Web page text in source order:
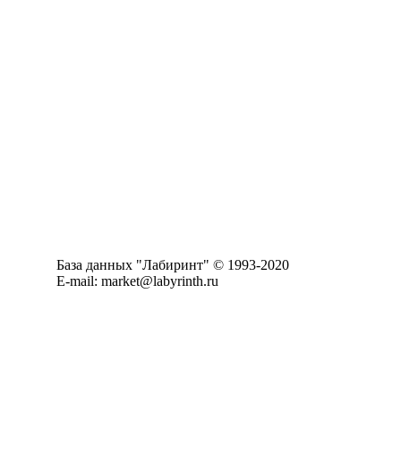
База данных "Лабиринт" © 1993-2020
E-mail: market@labyrinth.ru